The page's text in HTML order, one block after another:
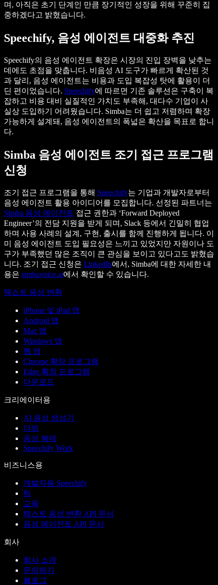
며, 아직은 초기 단계인 만큼 장기적인 성장을 위해 꾸준히 집
중하겠다고 밝혔습니다.
Speechify, 음성 에이전트 대중화 추진
Speechify의 음성 에이전트 확장은 시장의 진입 장벽을 낮추는
데에도 초점을 맞춥니다. 비음성 AI 도구가 빠르게 확산된 것
과 달리, 음성 에이전트는 비용과 도입 복잡성 탓에 활용이 더
딘 편이었습니다. Speechify에 따르면 기존 솔루션은 구축이 복
잡하고 비용 대비 실질적인 가치도 부족해, 대다수 기업이 사
실상 도입하기 어려웠습니다. Simba는 더 쉽고 저렴하며 확장
가능하게 설계돼, 음성 에이전트의 폭넓은 확산을 목표로 합니
다.
Simba 음성 에이전트 조기 접근 프로그램
신청
조기 접근 프로그램을 통해 Speechify는 기업과 개발자로부터
음성 에이전트 활용 아이디어를 모집합니다. 선정된 파트너는
Simba 음성 에이전트 접근 권한과 ‘Forward Deployed
Engineer’의 전담 지원을 받게 되며, Slack 등에서 긴밀히 협업
하며 사용 사례의 설계, 구현, 출시를 함께 진행하게 됩니다. 이
미 음성 에이전트 도입 필요성은 느끼고 있었지만 자원이나 도
구가 부족했던 많은 조직이 큰 관심을 보이고 있다고도 밝혔습
니다. 조기 접근 신청은 LinkedIn에서, Simba에 대한 자세한 내
용은 simbavoice.ai에서 확인할 수 있습니다.
텍스트 음성 변환
iPhone 및 iPad 앱
Android 앱
Mac 앱
Windows 앱
웹 앱
Chrome 확장 프로그램
Edge 확장 프로그램
다운로드
크리에이터용
AI 음성 생성기
더빙
음성 복제
Speechify Work
비즈니스용
개발자용 Speechify
팀
교육
텍스트 음성 변환 API 문서
음성 에이전트 API 문서
회사
회사 소개
문의하기
블로그